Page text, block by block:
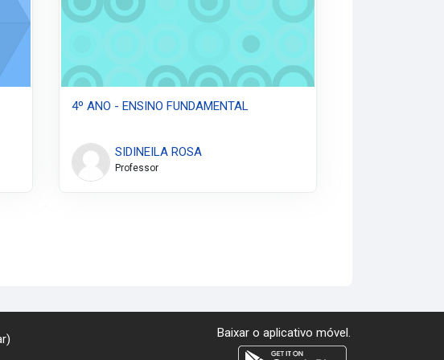
4º ANO - ENSINO FUNDAMENTAL
SIDINEILA ROSA
Professor
)
Baixar o aplicativo móvel.